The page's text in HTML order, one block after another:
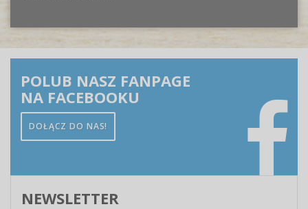
POLUB NASZ FANPAGE
NA FACEBOOKU
DOŁĄCZ DO NAS!
NEWSLETTER